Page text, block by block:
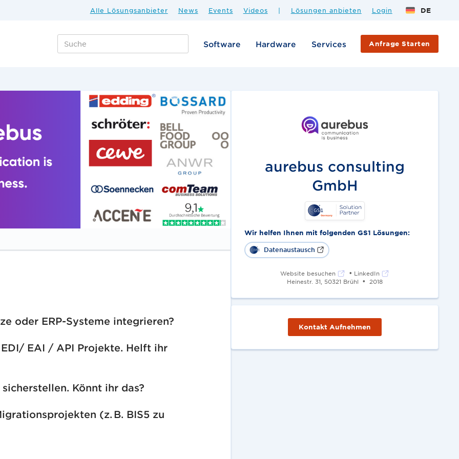
Alle Lösungsanbieter News Events Videos | Lösungen anbieten Login DE
Software Hardware Services Anfrage Starten
oder ERP-Systeme integrieren?
und abgestimmt auf Ihr internes Setup – ohne
EAI / API Projekte. Helft ihr
Mapping-Programmierung und Development unterstützt
Könnt ihr das?
schnell und qualifiziert bei Störungen - inklusive SLA.
Prozesse.
(z. B. BIS5 zu
Konvertierung von Mappings und Testkoordination.
aurebus consulting
GmbH
Wir helfen Ihnen mit folgenden GS1 Lösungen:
Datenaustausch
Website besuchen • LinkedIn
Heinestr. 31, 50321 Brühl
• 2018
Kontakt Aufnehmen